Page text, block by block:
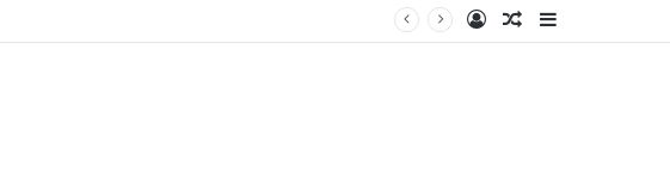
Sidebar
Random
Log